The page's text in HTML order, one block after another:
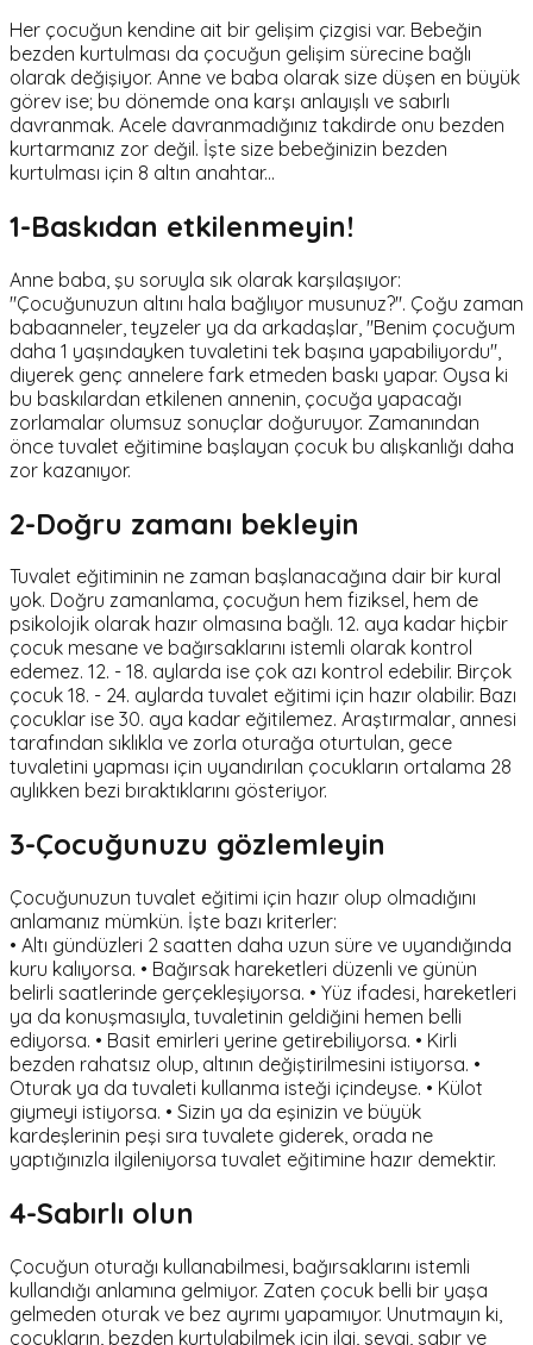
Her çocuğun kendine ait bir gelişim çizgisi var. Bebeğin
bezden kurtulması da çocuğun gelişim sürecine bağlı
olarak değişiyor. Anne ve baba olarak size düşen en büyük
görev ise; bu dönemde ona karşı anlayışlı ve sabırlı
davranmak. Acele davranmadığınız takdirde onu bezden
kurtarmanız zor değil. İşte size bebeğinizin bezden
kurtulması için 8 altın anahtar...
1-Baskıdan etkilenmeyin!
Anne baba, şu soruyla sık olarak karşılaşıyor:
"Çocuğunuzun altını hala bağlıyor musunuz?". Çoğu zaman
babaanneler, teyzeler ya da arkadaşlar, "Benim çocuğum
daha 1 yaşındayken tuvaletini tek başına yapabiliyordu",
diyerek genç annelere fark etmeden baskı yapar. Oysa ki
bu baskılardan etkilenen annenin, çocuğa yapacağı
zorlamalar olumsuz sonuçlar doğuruyor. Zamanından
önce tuvalet eğitimine başlayan çocuk bu alışkanlığı daha
zor kazanıyor.
2-Doğru zamanı bekleyin
Tuvalet eğitiminin ne zaman başlanacağına dair bir kural
yok. Doğru zamanlama, çocuğun hem fiziksel, hem de
psikolojik olarak hazır olmasına bağlı. 12. aya kadar hiçbir
çocuk mesane ve bağırsaklarını istemli olarak kontrol
edemez. 12. - 18. aylarda ise çok azı kontrol edebilir. Birçok
çocuk 18. - 24. aylarda tuvalet eğitimi için hazır olabilir. Bazı
çocuklar ise 30. aya kadar eğitilemez. Araştırmalar, annesi
tarafından sıklıkla ve zorla oturağa oturtulan, gece
tuvaletini yapması için uyandırılan çocukların ortalama 28
aylıkken bezi bıraktıklarını gösteriyor.
3-Çocuğunuzu gözlemleyin
Çocuğunuzun tuvalet eğitimi için hazır olup olmadığını
anlamanız mümkün. İşte bazı kriterler:
• Altı gündüzleri 2 saatten daha uzun süre ve uyandığında
kuru kalıyorsa. • Bağırsak hareketleri düzenli ve günün
belirli saatlerinde gerçekleşiyorsa. • Yüz ifadesi, hareketleri
ya da konuşmasıyla, tuvaletinin geldiğini hemen belli
ediyorsa. • Basit emirleri yerine getirebiliyorsa. • Kirli
bezden rahatsız olup, altının değiştirilmesini istiyorsa. •
Oturak ya da tuvaleti kullanma isteği içindeyse. • Külot
giymeyi istiyorsa. • Sizin ya da eşinizin ve büyük
kardeşlerinin peşi sıra tuvalete giderek, orada ne
yaptığınızla ilgileniyorsa tuvalet eğitimine hazır demektir.
4-Sabırlı olun
Çocuğun oturağı kullanabilmesi, bağırsaklarını istemli
kullandığı anlamına gelmiyor. Zaten çocuk belli bir yaşa
gelmeden oturak ve bez ayrımı yapamıyor. Unutmayın ki,
çocukların, bezden kurtulabilmek için ilgi, sevgi, sabır ve